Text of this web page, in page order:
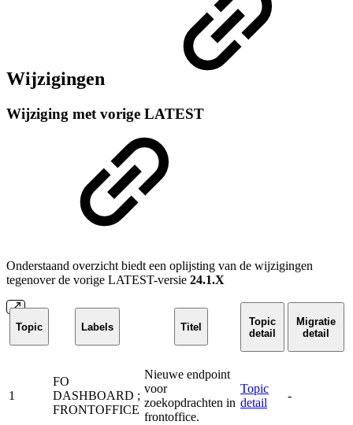
Wijzigingen
Wijziging met vorige LATEST
Onderstaand overzicht biedt een oplijsting van de wijzigingen
tegenover de vorige LATEST-versie 24.1.X
Topic Labels Titel
Topic
detail
Migratie
detail
1
FO
DASHBOARD ;
FRONTOFFICE
Nieuwe endpoint
voor
zoekopdrachten in
frontoffice.
Topic
detail
-